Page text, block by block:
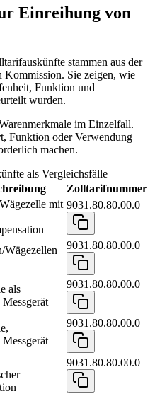
Einreihung von
stammen aus der
Kommission. Sie zeigen, wie
Funktion und
wurden.
im Einzelfall.
Funktion oder Verwendung
machen.
als Vergleichsfälle
Zolltarifnummer
mit 9031.80.80.00.0
Wägezellen
9031.80.80.00.0
als
9031.80.80.00.0
9031.80.80.00.0
9031.80.80.00.0